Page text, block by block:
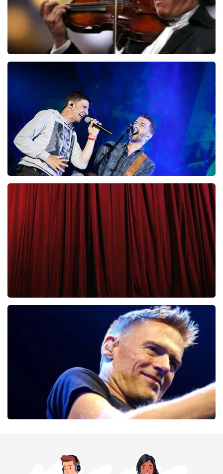
Andre Rieu
laatste 30 minuten
BESTEL NU
Clouseau
65
BESTEL NU